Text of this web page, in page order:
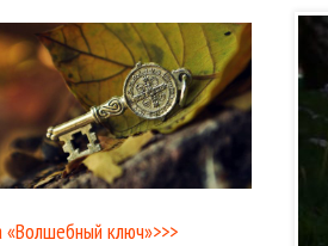
«Волшебный ключ»>>>